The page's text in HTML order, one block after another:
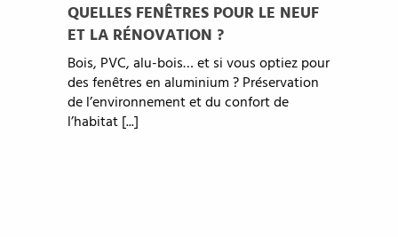
QUELLES FENÊTRES POUR LE NEUF
ET LA RÉNOVATION ?
Bois, PVC, alu-bois… et si vous optiez pour
des fenêtres en aluminium ? Préservation
de l’environnement et du confort de
l’habitat [...]